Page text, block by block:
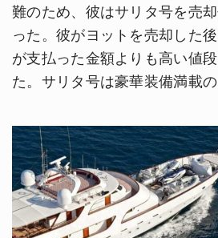
難のため、彼はサリタ号を売
った。彼がヨットを売却した
が支払った金額よりも高い値
た。サリタ号は豪華装備満載の